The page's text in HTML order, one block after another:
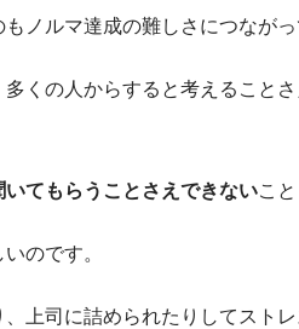
ノルマ達成の難しさにつながっ
くの人からすると考えること
いてもらうことさえできないこ
のです。
上司に詰められたりしてスト